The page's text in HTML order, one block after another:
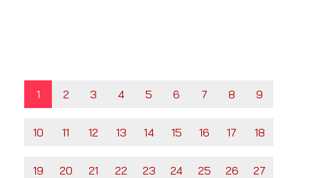
1 2 3 4 5 6 7 8 9
10 11 12 13 14 15 16 17 18
19 20 21 22 23 24 25 26 27